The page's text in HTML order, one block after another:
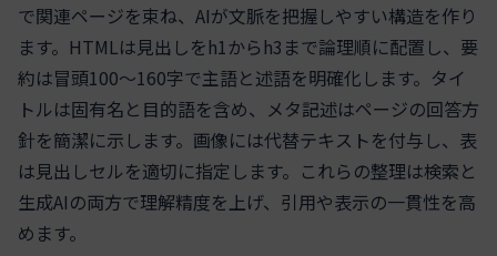
で関連ページを束ね、AIが文脈を把握しやすい構造を作り
ます。HTMLは見出しをh1からh3まで論理順に配置し、要
約は冒頭100〜160字で主語と述語を明確化します。タイ
トルは固有名と目的語を含め、メタ記述はページの回答方
針を簡潔に示します。画像には代替テキストを付与し、表
は見出しセルを適切に指定します。これらの整理は検索と
生成AIの両方で理解精度を上げ、引用や表示の一貫性を高
めます。